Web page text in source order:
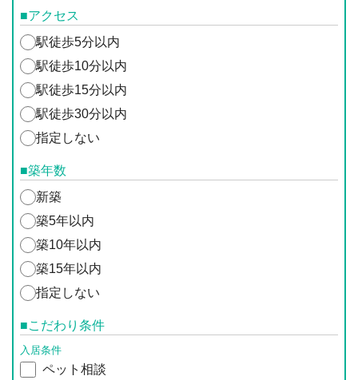
■アクセス
駅徒歩5分以内
駅徒歩10分以内
駅徒歩15分以内
駅徒歩30分以内
指定しない
■築年数
新築
築5年以内
築10年以内
築15年以内
指定しない
■こだわり条件
入居条件
ペット相談